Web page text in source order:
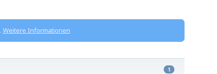
Weitere Informationen
1